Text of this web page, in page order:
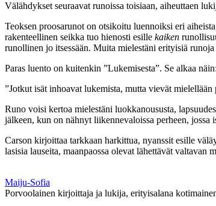
Välähdykset seuraavat runoissa toisiaan, aiheuttaen
Teoksen proosarunot on otsikoitu luennoiksi eri
rakenteellinen seikka tuo hienosti esille kaiken
runollinen jo itsessään. Muita mielestäni erityisiä
Paras luento on kuitenkin ”Lukemisesta”. Se alkaa näin:
”Jotkut isät inhoavat lukemista, mutta vievät
Runo voisi kertoa mielestäni luokkanoususta,
jälkeen, kun on nähnyt liikennevaloissa perheen, jossa
Carson kirjoittaa tarkkaan harkittua, nyanssit esille
lasisia lauseita, maanpaossa olevat lähettävät
Maiju-Sofia
Porvoolainen kirjoittaja ja lukija, erityisalana